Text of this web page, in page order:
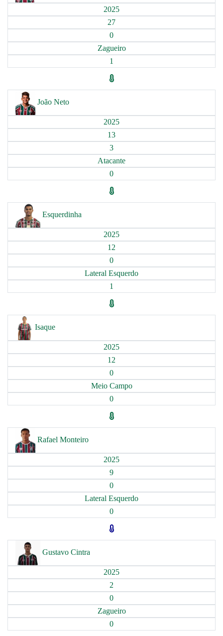
2025
27
0
Zagueiro
1
João Neto
2025
13
3
Atacante
0
Esquerdinha
2025
12
0
Lateral Esquerdo
1
Isaque
2025
12
0
Meio Campo
0
Rafael Monteiro
2025
9
0
Lateral Esquerdo
0
Gustavo Cintra
2025
2
0
Zagueiro
0